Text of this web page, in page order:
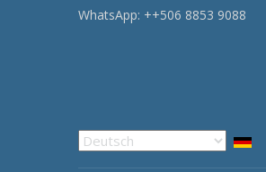
WhatsApp: ++506 8853 9088
Select